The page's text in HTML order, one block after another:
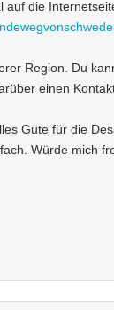
auf die
Region. Du
einen
Gute für die
Würde mich